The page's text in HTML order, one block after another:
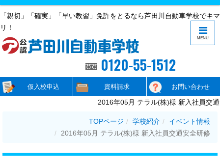
「親切」「確実」「早い教習」免許をとるなら芦田川自動車学校でキマ
リ！
0120-55-1512
仮入校申込 資料請求 お問い合わせ
2016年05月 テラル(株)様 新入社員交通
TOPページ 学校紹介
イベント情報
2016年05月 テラル(株)様 新入社員交通安全研修
MENU